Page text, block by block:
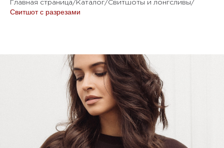
Главная страница/ Каталог/Свитшоты и лонгсливы/
Свитшот с разрезами